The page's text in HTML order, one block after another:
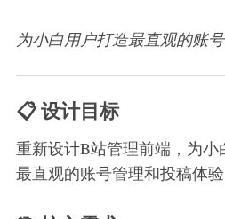
为小白用户打造最直观的账
📋 设计目标
重新设计B站管理前端，为小
最直观的账号管理和投稿体验